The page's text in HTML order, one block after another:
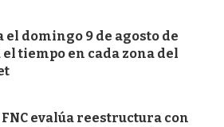
el domingo 9 de agosto de
el tiempo en cada zona del
evalúa reestructura con